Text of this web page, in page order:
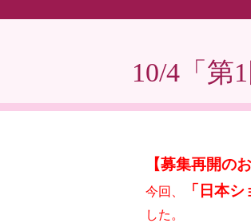
10/4「第
【募集再開の
今回、 「日本
した。